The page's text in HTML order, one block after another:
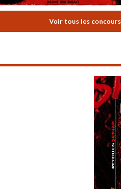
Voir tous les concours